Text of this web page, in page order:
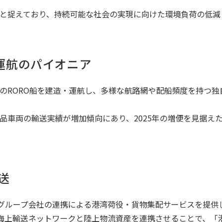
えており、持続可能な社会の実現に向けた環境負荷の低
航のパイオニア
船を建造・運航し、多様な航路網や配船頻度を持つ
両の輸送実績が増加傾向にあり、2025年の増便を見据え
ープ会社の連携による港湾荷役・貨物集配サービスを提供
輸送ネットワークと陸上物流資産を連携させることで、